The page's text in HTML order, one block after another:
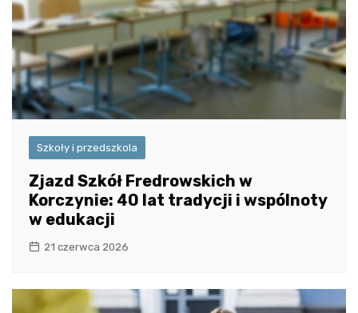
Szkoły i przedszkola
Zjazd Szkół Fredrowskich w
Korczynie: 40 lat tradycji i wspólnoty
w edukacji
21 czerwca 2026